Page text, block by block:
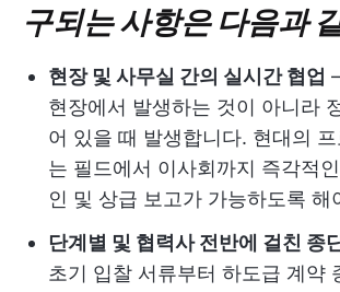
구되는 사항은 다음과
현장 및 사무실 간의 실시간 협업
현장에서 발생하는 것이 아니라
어 있을 때 발생합니다. 현대의
는 필드에서 이사회까지 즉각적
인 및 상급 보고가 가능하도록 해
단계별 및 협력사 전반에 걸친 종
초기 입찰 서류부터 하도급 계약